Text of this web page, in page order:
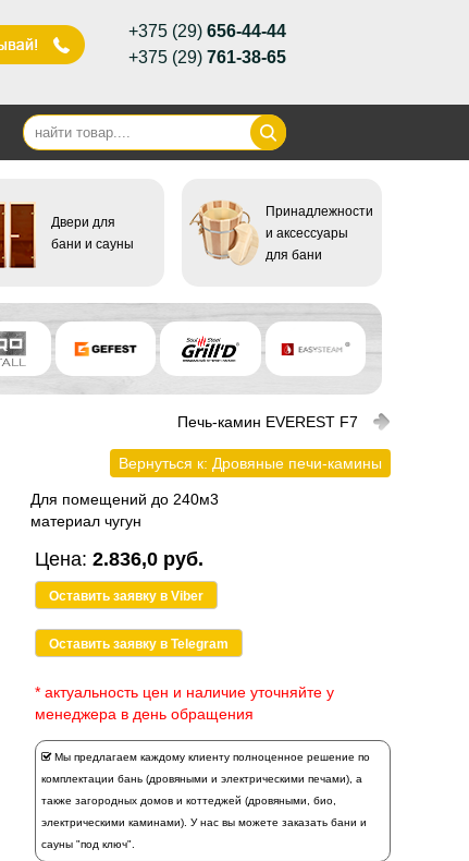
+375 (29) 656-44-44
+375 (29) 761-38-65
Двери для
бани и сауны
Принадлежности
и аксессуары
для бани
Печь-камин EVEREST F7
Вернуться к: Дровяные печи-камины
Для помещений до 240м3
материал чугун
Цена: 2.836,0 руб.
Оставить заявку в Viber
Оставить заявку в Telegram
* актуальность цен и наличие уточняйте у
менеджера в день обращения
Мы предлагаем каждому клиенту полноценное решение по
комплектации бань (дровяными и электрическими печами), а
также загородных домов и коттеджей (дровяными, био,
электрическими каминами). У нас вы можете заказать бани и
сауны "под ключ".